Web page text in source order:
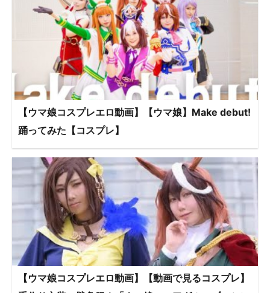
【ウマ娘コスプレエロ動画】【ウマ娘】Make debut!
踊ってみた【コスプレ】
【ウマ娘コスプレエロ動画】【動画で見るコスプレ】